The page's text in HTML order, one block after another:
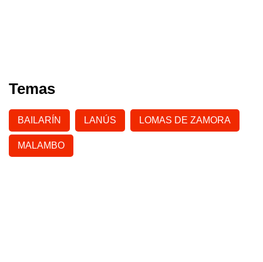
Temas
BAILARÍN LANÚS LOMAS DE ZAMORA
MALAMBO